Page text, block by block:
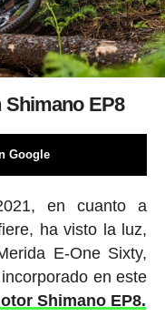
Shimano EP8
Google
en cuanto a
ha visto la luz,
E-One Sixty,
en este
Shimano EP8.